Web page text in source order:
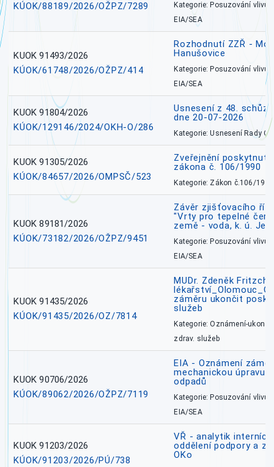
KÚOK/88189/2026/OŽPZ/7289
Kategorie: Posuzování vlivů
EIA/SEA
KUOK 91493/2026
KÚOK/61748/2026/OŽPZ/414
Rozhodnutí ZZŘ -
Hanušovice
Kategorie: Posuzování vlivů
EIA/SEA
KUOK 91804/2026
KÚOK/129146/2024/OKH-O/286
Usnesení z 48.
dne 20-07-2026
Kategorie: Usnesení Rady
KUOK 91305/2026
KÚOK/84657/2026/OMPSČ/523
Zveřejnění poskytnutí
zákona č. 106/1990
Kategorie: Zákon č.106/1999
KUOK 89181/2026
KÚOK/73182/2026/OŽPZ/9451
Závěr zjišťovacího
"Vrty pro tepelné
země - voda, k. ú.
Kategorie: Posuzování vlivů
EIA/SEA
KUOK 91435/2026
KÚOK/91435/2026/OZ/7814
MUDr. Zdeněk
záměru ukončit
služeb
Kategorie: Oznámení-
zdrav. služeb
KUOK 90706/2026
KÚOK/89062/2026/OŽPZ/7119
EIA - Oznámení
mechanickou úpravu
odpadů
Kategorie: Posuzování vlivů
EIA/SEA
KUOK 91203/2026
KÚOK/91203/2026/PÚ/738
VŘ - analytik
oddělení podpory a
OKo